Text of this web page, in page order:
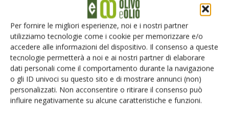
Per fornire le migliori esperienze, noi e i nostri partner
utilizziamo tecnologie come i cookie per memorizzare e/o
accedere alle informazioni del dispositivo. Il consenso a queste
tecnologie permetterà a noi e ai nostri partner di elaborare
dati personali come il comportamento durante la navigazione
o gli ID univoci su questo sito e di mostrare annunci (non)
personalizzati. Non acconsentire o ritirare il consenso può
influire negativamente su alcune caratteristiche e funzioni.
di quasi 2,1 milioni di tonnellate nell’Ue
per annata 2021-2022
LASCIA UN COMMENTO